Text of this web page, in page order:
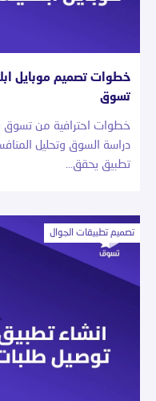
خطوات تصميم موبايل
تسوق
خطوات احترافية من تسوق
دراسة السوق وتحليل
تطبيق يحقق…
تصميم تطبيقات الجوال